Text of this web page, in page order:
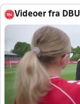
Videoer fra DBU